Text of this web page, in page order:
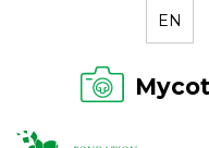
EN